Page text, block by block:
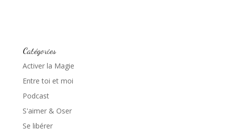
Catégories
Activer la Magie
Entre toi et moi
Podcast
S'aimer & Oser
Se libérer